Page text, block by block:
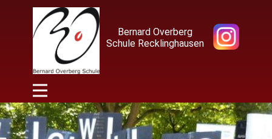
Bernard Overberg
Schule Recklinghausen